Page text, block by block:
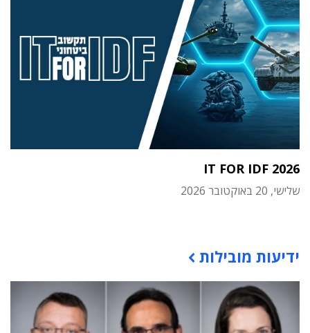
IT FOR IDF 2026
שלישי, 20 באוקטובר 2026
ידיעות מובילות